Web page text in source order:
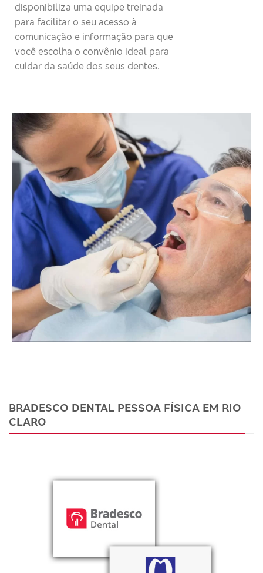
disponibiliza uma equipe treinada
para facilitar o seu acesso à
comunicação e informação para que
você escolha o convênio ideal para
cuidar da saúde dos seus dentes.
BRADESCO DENTAL PESSOA FÍSICA EM RIO
CLARO